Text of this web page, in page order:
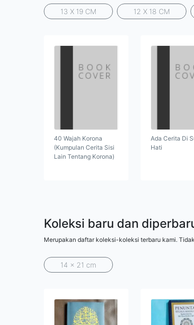
13 X 19 CM 12 X 18 CM
40 Wajah Korona
(Kumpulan Cerita Sisi
Lain Tentang Korona)
Ada Cerita Di
Hati
Koleksi baru dan
Merupakan daftar koleksi-koleksi terbaru kami.
14 x 21 cm